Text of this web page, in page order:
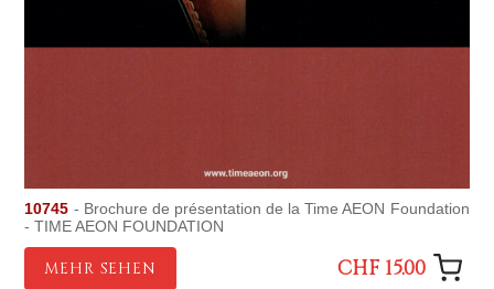
10745 - Brochure de présentation de la Time AEON Foundation
- TIME AEON FOUNDATION
MEHR SEHEN CHF 15.00